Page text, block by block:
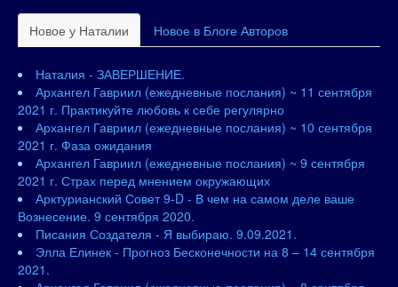
Новое у Наталии Новое в Блоге Авторов
Наталия - ЗАВЕРШЕНИЕ.
Архангел Гавриил (ежедневные послания) ~ 11 сентября
2021 г. Практикуйте любовь к себе регулярно
Архангел Гавриил (ежедневные послания) ~ 10 сентября
2021 г. Фаза ожидания
Архангел Гавриил (ежедневные послания) ~ 9 сентября
2021 г. Страх перед мнением окружающих
Арктурианский Совет 9-D - В чем на самом деле ваше
Вознесение. 9 сентября 2020.
Писания Создателя - Я выбираю. 9.09.2021.
Элла Елинек - Прогноз Бесконечности на 8 – 14 сентября
2021.